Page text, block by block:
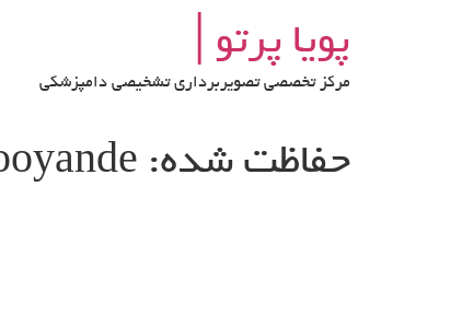
پویا پرتو│
مرکز تخصصی تصویربرداری تشخیصی دامپزشکی
حفاظت شده: Jessy_Jooyande